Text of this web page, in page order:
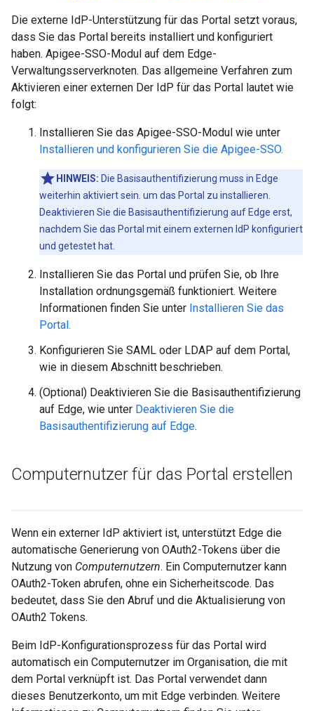
Die externe IdP-Unterstützung für das Portal setzt voraus,
dass Sie das Portal bereits installiert und konfiguriert
haben. Apigee-SSO-Modul auf dem Edge-
Verwaltungsserverknoten. Das allgemeine Verfahren zum
Aktivieren einer externen Der IdP für das Portal lautet wie
folgt:
Installieren Sie das Apigee-SSO-Modul wie unter
Installieren und konfigurieren Sie die Apigee-SSO.
HINWEIS: Die Basisauthentifizierung muss in Edge
weiterhin aktiviert sein. um das Portal zu installieren.
Deaktivieren Sie die Basisauthentifizierung auf Edge erst,
nachdem Sie das Portal mit einem externen IdP konfiguriert
und getestet hat.
Installieren Sie das Portal und prüfen Sie, ob Ihre
Installation ordnungsgemäß funktioniert. Weitere
Informationen finden Sie unter Installieren Sie das
Portal.
Konfigurieren Sie SAML oder LDAP auf dem Portal,
wie in diesem Abschnitt beschrieben.
(Optional) Deaktivieren Sie die Basisauthentifizierung
auf Edge, wie unter Deaktivieren Sie die
Basisauthentifizierung auf Edge.
Computernutzer für das Portal erstellen
Wenn ein externer IdP aktiviert ist, unterstützt Edge die
automatische Generierung von OAuth2-Tokens über die
Nutzung von Computernutzern. Ein Computernutzer kann
OAuth2-Token abrufen, ohne ein Sicherheitscode. Das
bedeutet, dass Sie den Abruf und die Aktualisierung von
OAuth2 Tokens.
Beim IdP-Konfigurationsprozess für das Portal wird
automatisch ein Computernutzer im Organisation, die mit
dem Portal verknüpft ist. Das Portal verwendet dann
dieses Benutzerkonto, um mit Edge verbinden. Weitere